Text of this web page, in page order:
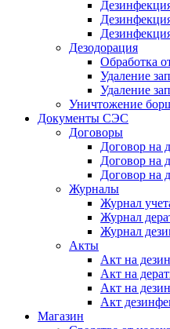
Дезодорация
Обработка
Удаление
Удаление
Уничтожение
Документы СЭС
Договоры
Договор на
Договор на
Договор на
Журналы
Журнал
Журнал
Журнал
Акты
Акт на
Акт на
Акт на
Акт
Магазин